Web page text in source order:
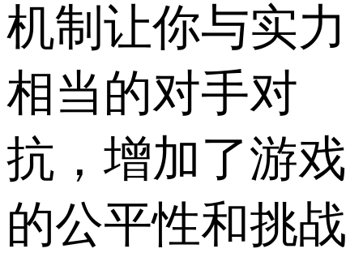
机制让你与实力
相当的对手对
抗，增加了游戏
的公平性和挑战